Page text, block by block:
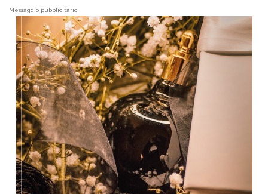
Messaggio pubblicitario